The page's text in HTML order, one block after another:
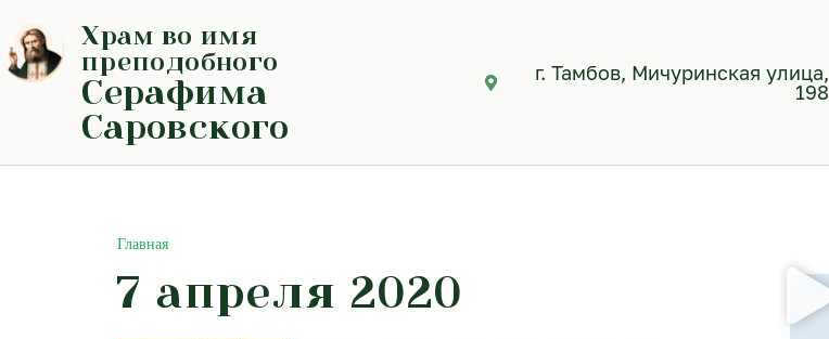
содержимому
Храм во имя
преподобного
Серафима
Саровского
г. Тамбов, Мичуринская улица,
198
Главная
7 апреля 2020